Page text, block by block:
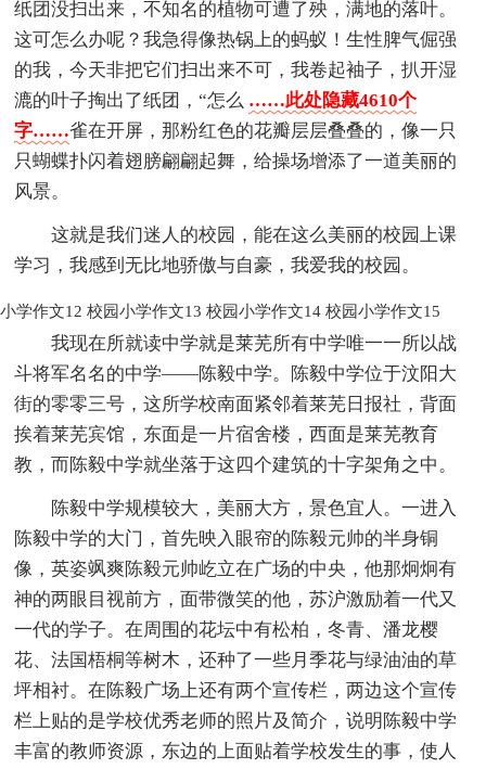
纸团没扫出来，不知名的植物可遭了殃，满地的落叶。
这可怎么办呢？我急得像热锅上的蚂蚁！生性脾气倔强
的我，今天非把它们扫出来不可，我卷起袖子，扒开湿
漉的叶子掏出了纸团，“怎么 ……此处隐藏4610个
字……雀在开屏，那粉红色的花瓣层层叠叠的，像一只
只蝴蝶扑闪着翅膀翩翩起舞，给操场增添了一道美丽的
风景。
这就是我们迷人的校园，能在这么美丽的校园上课
学习，我感到无比地骄傲与自豪，我爱我的校园。
小学作文12
我现在所就读中学就是莱芜所有中学唯一一所以战
斗将军名名的中学——陈毅中学。陈毅中学位于汶阳大
街的零零三号，这所学校南面紧邻着莱芜日报社，背面
挨着莱芜宾馆，东面是一片宿舍楼，西面是莱芜教育
教，而陈毅中学就坐落于这四个建筑的十字架角之中。
陈毅中学规模较大，美丽大方，景色宜人。一进入
陈毅中学的大门，首先映入眼帘的陈毅元帅的半身铜
像，英姿飒爽陈毅元帅屹立在广场的中央，他那炯炯有
神的两眼目视前方，面带微笑的他，苏沪激励着一代又
一代的学子。在周围的花坛中有松柏，冬青、潘龙樱
花、法国梧桐等树木，还种了一些月季花与绿油油的草
坪相衬。在陈毅广场上还有两个宣传栏，两边这个宣传
栏上贴的是学校优秀老师的照片及简介，说明陈毅中学
丰富的教师资源，东边的上面贴着学校发生的事，使人
校园小学作文13 校园小学作文14 校园小学作文15